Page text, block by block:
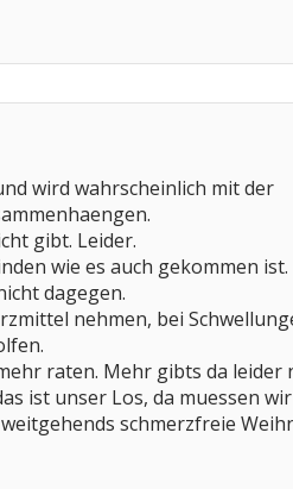
wird wahrscheinlich mit der
gibt. Leider.
wie es auch gekommen ist.
dagegen.
nehmen, bei
raten. Mehr gibts da leider
ist unser Los, da muessen
schmerzfreie